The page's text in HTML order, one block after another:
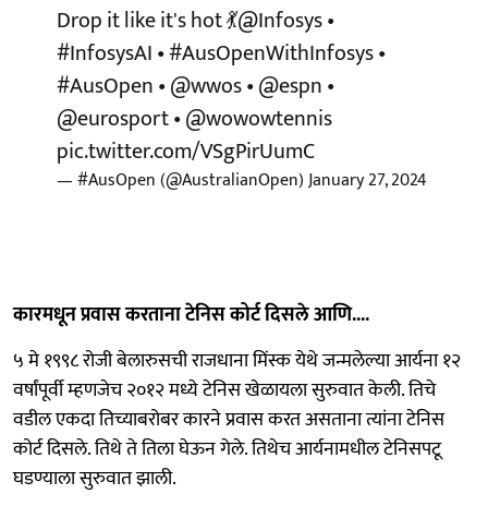
Drop it like it's hot 💃@Infosys•
#InfosysAI•#AusOpenWithInfosys•
#AusOpen•@wwos•@espn•
@eurosport•@wowowtennis
pic.twitter.com/VSgPirUumC
— #AusOpen (@AustralianOpen)January 27, 2024
कारमधून प्रवास करताना टेनिस कोर्ट दिसले आणि....
५ मे १९९८ रोजी बेलारुसची राजधाना मिंस्क येथे जन्मलेल्या आर्यना १२
वर्षांपूर्वी म्हणजेच २०१२ मध्ये टेनिस खेळायला सुरुवात केली. तिचे
वडील एकदा तिच्याबरोबर कारने प्रवास करत असताना त्यांना टेनिस
कोर्ट दिसले. तिथे ते तिला घेऊन गेले. तिथेच आर्यनामधील टेनिसपटू
घडण्याला सुरुवात झाली.